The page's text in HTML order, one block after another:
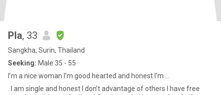
Pla, 33
Sangkha, Surin, Thailand
Seeking: Male 35 - 55
I’m a nice woman I’m good hearted and honest I’m ...